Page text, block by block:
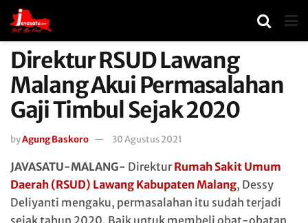
Direktur RSUD Lawang
Malang Akui Permasalahan
Gaji Timbul Sejak 2020
byAgung Baskoro 30 Agustus 2021
JAVASATU-MALANG- DirekturRumah Sakit Umum
Daerah (RSUD) Lawang Kabupaten Malang, Dessy
Deliyanti mengaku, permasalahan itu sudah terjadi
sejak tahun 2020. Baik untuk membeli obat-obatan